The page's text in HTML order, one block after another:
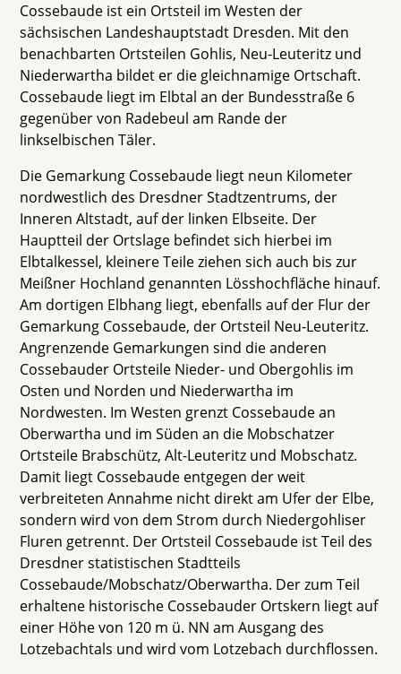
Cossebaude ist ein Ortsteil im Westen der
sächsischen Landeshauptstadt Dresden. Mit den
benachbarten Ortsteilen Gohlis, Neu-Leuteritz und
Niederwartha bildet er die gleichnamige Ortschaft.
Cossebaude liegt im Elbtal an der Bundesstraße 6
gegenüber von Radebeul am Rande der
linkselbischen Täler.
Die Gemarkung Cossebaude liegt neun Kilometer
nordwestlich des Dresdner Stadtzentrums, der
Inneren Altstadt, auf der linken Elbseite. Der
Hauptteil der Ortslage befindet sich hierbei im
Elbtalkessel, kleinere Teile ziehen sich auch bis zur
Meißner Hochland genannten Lösshochfläche hinauf.
Am dortigen Elbhang liegt, ebenfalls auf der Flur der
Gemarkung Cossebaude, der Ortsteil Neu-Leuteritz.
Angrenzende Gemarkungen sind die anderen
Cossebauder Ortsteile Nieder- und Obergohlis im
Osten und Norden und Niederwartha im
Nordwesten. Im Westen grenzt Cossebaude an
Oberwartha und im Süden an die Mobschatzer
Ortsteile Brabschütz, Alt-Leuteritz und Mobschatz.
Damit liegt Cossebaude entgegen der weit
verbreiteten Annahme nicht direkt am Ufer der Elbe,
sondern wird von dem Strom durch Niedergohliser
Fluren getrennt. Der Ortsteil Cossebaude ist Teil des
Dresdner statistischen Stadtteils
Cossebaude/Mobschatz/Oberwartha. Der zum Teil
erhaltene historische Cossebauder Ortskern liegt auf
einer Höhe von 120 m ü. NN am Ausgang des
Lotzebachtals und wird vom Lotzebach durchflossen.